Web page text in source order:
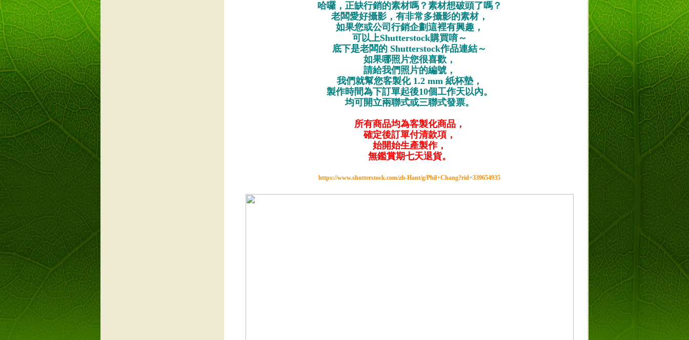
哈囉，正缺行銷的素材嗎？素材想破頭了嗎？
老闆愛好攝影，有非常多攝影的素材，
如果您或公司行銷企劃這裡有興趣，
可以上Shutterstock購買唷～
底下是老闆的 Shutterstock作品連結～
如果哪照片您很喜歡，
請給我們照片的編號，
我們就幫您客製化 1.2 mm 紙杯墊，
製作時間為下訂單起後10個工作天以內。
均可開立兩聯式或三聯式發票。
所有商品均為客製化商品，
確定後訂單付清款項，
始開始生產製作，
無鑑賞期七天退貨。
https://www.shutterstock.com/zh-Hant/g/Phil+Chang?rid=339654935